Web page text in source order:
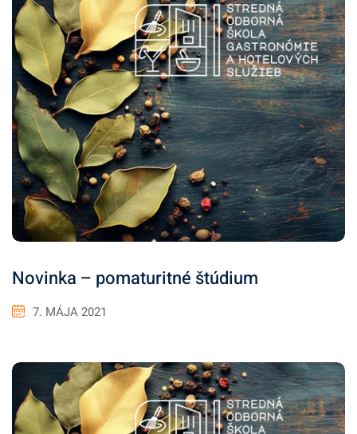
Novinka – pomaturitné štúdium
7. MÁJA 2021